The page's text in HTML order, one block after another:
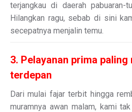
terjangkau di daerah pabuaran-
Hilangkan ragu, sebab di sini
secepatnya menjalin temu.
3. Pelayanan prima
terdepan
Dari mulai fajar terbit hingga
muramnya awan malam, kami